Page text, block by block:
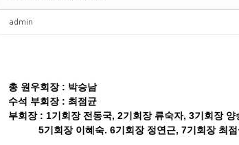
admin
총 원우회장 : 박승남
수석 부회장 : 최점균
부회장 : 1기회장 전동국, 2기회장 류숙자, 3기회장
5기회장 이혜숙. 6기회장 정연근, 7기회장 최점